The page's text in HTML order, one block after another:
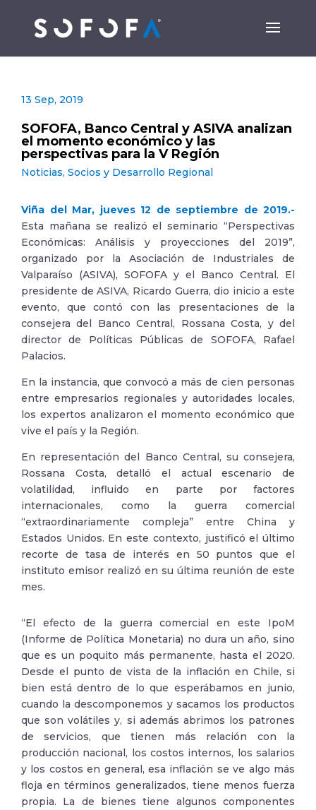
13 Sep, 2019
SOFOFA, Banco Central y ASIVA analizan
el momento económico y las
perspectivas para la V Región
Noticias, Socios y Desarrollo Regional
Viña del Mar, jueves 12 de septiembre de 2019.-
Esta mañana se realizó el seminario “Perspectivas
Económicas: Análisis y proyecciones del 2019”,
organizado por la Asociación de Industriales de
Valparaíso (ASIVA), SOFOFA y el Banco Central. El
presidente de ASIVA, Ricardo Guerra, dio inicio a este
evento, que contó con las presentaciones de la
consejera del Banco Central, Rossana Costa, y del
director de Políticas Públicas de SOFOFA, Rafael
Palacios.
En la instancia, que convocó a más de cien personas
entre empresarios regionales y autoridades locales,
los expertos analizaron el momento económico que
vive el país y la Región.
En representación del Banco Central, su consejera,
Rossana Costa, detalló el actual escenario de
volatilidad, influido en parte por factores
internacionales, como la guerra comercial
“extraordinariamente compleja” entre China y
Estados Unidos. En este contexto, justificó el último
recorte de tasa de interés en 50 puntos que el
instituto emisor realizó en su última reunión de este
mes.
“El efecto de la guerra comercial en este IpoM
(Informe de Política Monetaria) no dura un año, sino
que es un poquito más permanente, hasta el 2020.
Desde el punto de vista de la inflación en Chile, si
bien está dentro de lo que esperábamos en junio,
cuando la descomponemos y sacamos los productos
que son volátiles y, si además abrimos los patrones
de servicios, que tienen más relación con la
producción nacional, los costos internos, los salarios
y los costos en general, esa inflación se ve algo más
floja en términos generalizados, tiene menos fuerza
propia. La de bienes tiene algunos componentes